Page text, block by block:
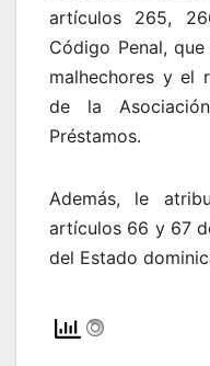
artículos 265,
Código Penal,
malhechores y el
de la
Préstamos.
Además, le
artículos 66 y 67
del Estado